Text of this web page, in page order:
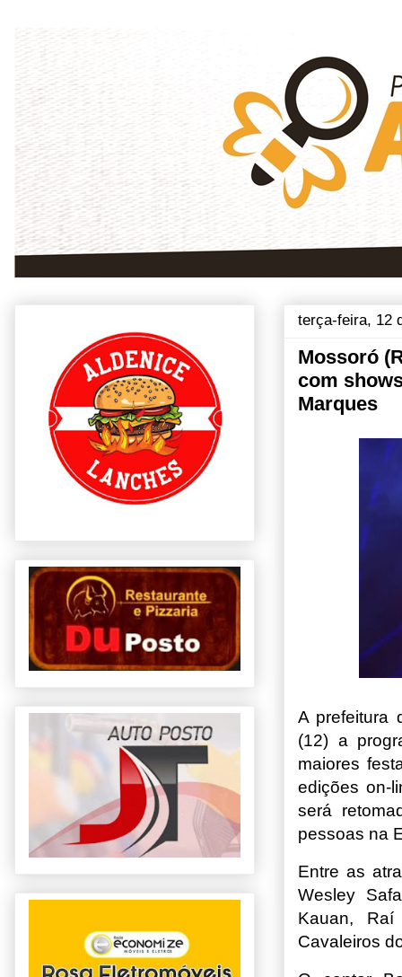
terça-feira, 12
Mossoró
com
Marques
A prefeitura
(12) a
maiores
edições on-
será
pessoas na
Entre as
Wesley
Kauan,
Cavaleiros